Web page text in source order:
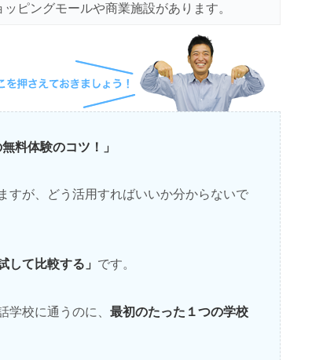
ピングモールや商業施設があります。
料体験のコツ！」
すが、どう活用すればいいか分からないで
して比較する」 です。
学校に通うのに、 最初のたった１つの学校